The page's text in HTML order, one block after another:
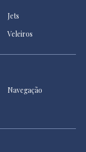
Jets
Veleiros
Navegação